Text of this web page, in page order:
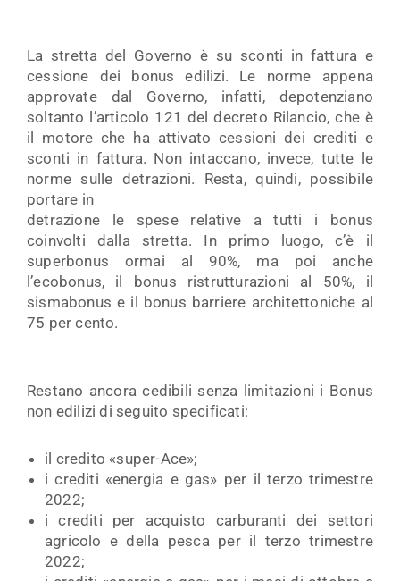
La stretta del Governo è su sconti in fattura e
cessione dei bonus edilizi. Le norme appena
approvate dal Governo, infatti, depotenziano
soltanto l’articolo 121 del decreto Rilancio, che è
il motore che ha attivato cessioni dei crediti e
sconti in fattura. Non intaccano, invece, tutte le
norme sulle detrazioni. Resta, quindi, possibile
portare in
detrazione le spese relative a tutti i bonus
coinvolti dalla stretta. In primo luogo, c’è il
superbonus ormai al 90%, ma poi anche
l’ecobonus, il bonus ristrutturazioni al 50%, il
sismabonus e il bonus barriere architettoniche al
75 per cento.
Restano ancora cedibili senza limitazioni i Bonus
non edilizi di seguito specificati:
il credito «super-Ace»;
i crediti «energia e gas» per il terzo trimestre
2022;
i crediti per acquisto carburanti dei settori
agricolo e della pesca per il terzo trimestre
2022;